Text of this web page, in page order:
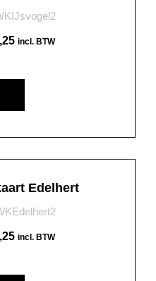
incl. BTW
Edelhert
incl. BTW